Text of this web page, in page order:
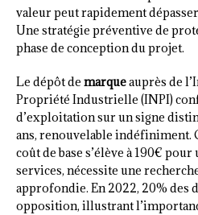
valeur peut rapidement
Une stratégie préventive de
phase de conception du projet.
Le dépôt de marqueauprès de
Propriété Industrielle (INPI)
d’exploitation sur un signe
ans, renouvelable indéfiniment.
coût de base s’élève à 190€
services, nécessite une
approfondie. En 2022, 20% des
opposition, illustrant